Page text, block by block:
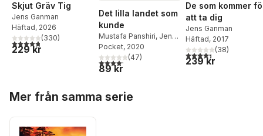
Skjut Gräv Tig
Jens Ganman
Häftad, 2026
4,8utav 5 stjärnor. Totalt antal röster:
(330)
229 kr
Det lilla landet som
kunde
Mustafa Panshiri, Jens
Ganman
Pocket, 2020
4,2utav 5 stjärnor. Totalt antal röster:
(47)
89 kr
De som kommer
att ta dig
Jens Ganman
Häftad, 2017
4,4utav 5 stjärnor.
(38)
239 kr
Mer från samma serie